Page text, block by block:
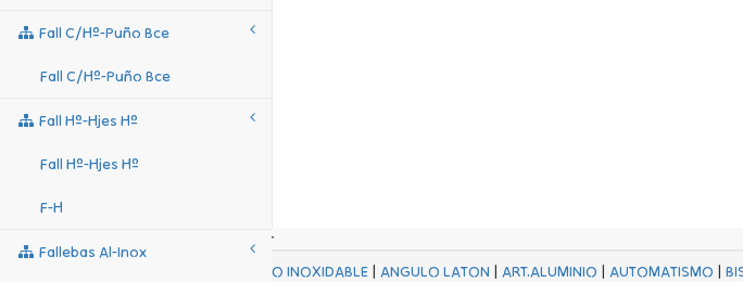
Fall C/hº-Puño Bce
Fall C/hº-Puño Bce
Fall Hº-Hjes Hº
Fall Hº-Hjes Hº
F-H
Fallebas Al-Inox
ACERO INOXIDABLE| ANGULO LATON | ART.ALUMINIO | AUTOMATISMO |